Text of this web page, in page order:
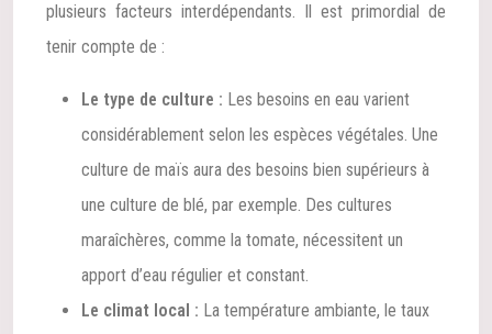
plusieurs facteurs interdépendants. Il est primordial de
tenir compte de :
Le type de culture : Les besoins en eau varient
considérablement selon les espèces végétales. Une
culture de maïs aura des besoins bien supérieurs à
une culture de blé, par exemple. Des cultures
maraîchères, comme la tomate, nécessitent un
apport d’eau régulier et constant.
Le climat local : La température ambiante, le taux